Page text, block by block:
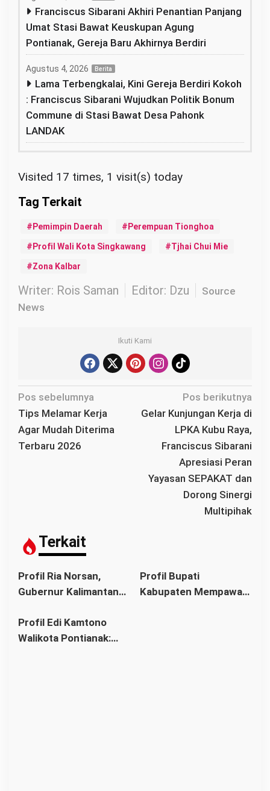
Franciscus Sibarani Akhiri Penantian Panjang
Umat Stasi Bawat Keuskupan Agung
Pontianak, Gereja Baru Akhirnya Berdiri
Agustus 4, 2026 Berita
Lama Terbengkalai, Kini Gereja Berdiri Kokoh
: Franciscus Sibarani Wujudkan Politik Bonum
Commune di Stasi Bawat Desa Pahonk
LANDAK
Visited 17 times, 1 visit(s) today
Pemimpin Daerah Perempuan Tionghoa
Profil Wali Kota Singkawang Tjhai Chui Mie
Zona Kalbar
Writer: Rois Saman Editor: Dzu
Source
News
Ikuti Kami
N
a
v
i
o
s
Pos sebelumnya
Tips Melamar Kerja
Agar Mudah Diterima
Terbaru 2026
Pos berikutnya
Gelar Kunjungan Kerja di
LPKA Kubu Raya,
Franciscus Sibarani
Apresiasi Peran
Yayasan SEPAKAT dan
Dorong Sinergi
Multipihak
Terkait
Profil Ria Norsan,
Gubernur Kalimantan
2030
Profil Bupati
Kabupaten Mempawah
Profil Edi Kamtono
Walikota Pontianak: